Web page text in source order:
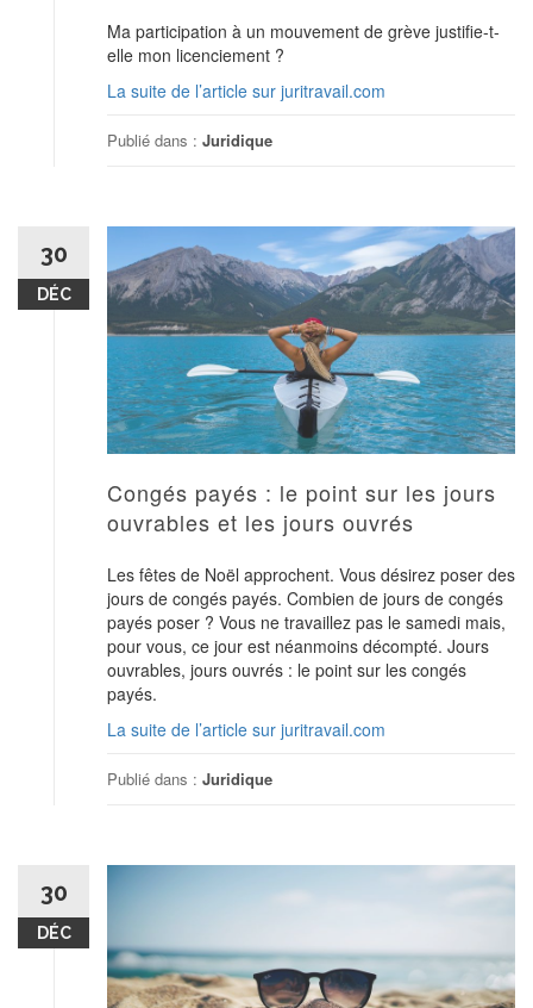
Ma participation à un mouvement de grève justifie-t-
elle mon licenciement ?
La suite de l’article sur juritravail.com
Publié dans : Juridique
30
DÉC
Congés payés : le point sur les jours
ouvrables et les jours ouvrés
Les fêtes de Noël approchent. Vous désirez poser des
jours de congés payés. Combien de jours de congés
payés poser ? Vous ne travaillez pas le samedi mais,
pour vous, ce jour est néanmoins décompté. Jours
ouvrables, jours ouvrés : le point sur les congés
payés.
La suite de l’article sur juritravail.com
Publié dans : Juridique
30
DÉC